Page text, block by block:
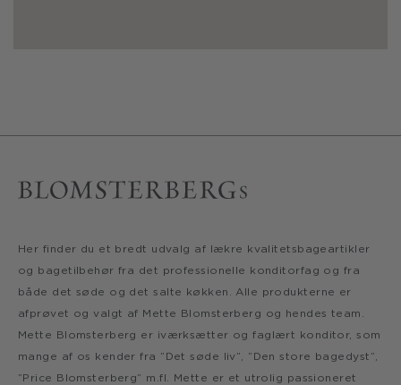
Her finder du et bredt udvalg af lækre kvalitetsbageartikler
og bagetilbehør fra det professionelle konditorfag og fra
både det søde og det salte køkken. Alle produkterne er
afprøvet og valgt af Mette Blomsterberg og hendes team.
Mette Blomsterberg er iværksætter og faglært konditor, som
mange af os kender fra ”Det søde liv”, ”Den store bagedyst”,
”Price Blomsterberg” m.fl. Mette er et utrolig passioneret